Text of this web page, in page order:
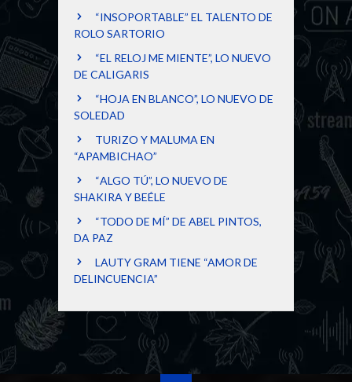
“INSOPORTABLE” EL TALENTO DE
ROLO SARTORIO
“EL RELOJ ME MIENTE”, LO NUEVO
DE CALIGARIS
“HOJA EN BLANCO”, LO NUEVO DE
SOLEDAD
TURIZO Y MALUMA EN
“APAMBICHAO”
“ALGO TÚ”, LO NUEVO DE
SHAKIRA Y BEÉLE
“TODO DE MÍ” DE ABEL PINTOS,
DA PAZ
LAUTY GRAM TIENE “AMOR DE
DELINCUENCIA”